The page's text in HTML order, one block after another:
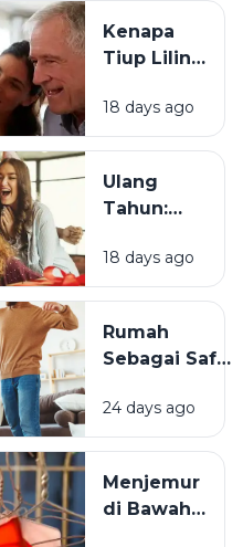
Kenapa
Tiup Lilin
Tradisi
Saat Ulang
18 days ago
Ulang
Tahun:
Momen
Bertambah
Terasa
Istimewa?
18 days ago
Rumah
Sebagai Safe
Mengapa
Lingkungan
Tinggal yang
Bersih
24 days ago
Menjemur
di Bawah